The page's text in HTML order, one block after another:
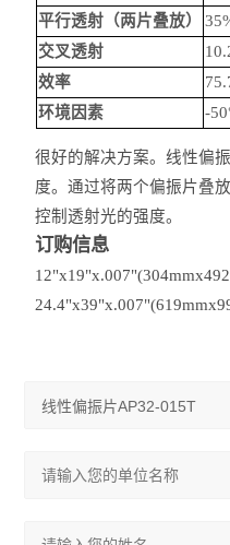
平行透射（两片叠放）
交叉透射
效率
环境因素
-
很好的解决方案。线性偏
度。通过将两个偏振片叠
控制透射光的强度。
订购信息